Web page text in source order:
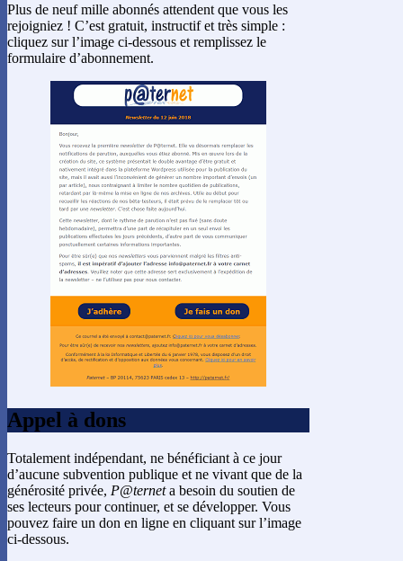
Plus de neuf mille abonnés attendent que vous les
rejoigniez ! C’est gratuit, instructif et très simple :
cliquez sur l’image ci-dessous et remplissez le
formulaire d’abonnement.
Appel à dons
Totalement indépendant, ne bénéficiant à ce jour
d’aucune subvention publique et ne vivant que de la
générosité privée, P@terneta besoin du soutien de
ses lecteurs pour continuer, et se développer. Vous
pouvez faire un don en ligne en cliquant sur l’image
ci-dessous.